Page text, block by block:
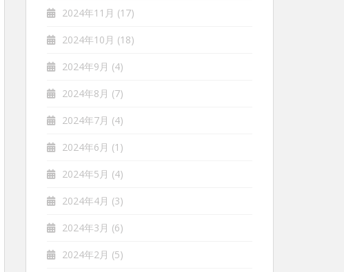
2024年11月 (17)
2024年10月 (18)
2024年9月 (4)
2024年8月 (7)
2024年7月 (4)
2024年6月 (1)
2024年5月 (4)
2024年4月 (3)
2024年3月 (6)
2024年2月 (5)